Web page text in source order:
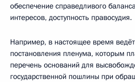
обеспечение справедливого
интересов, доступность правосудия.
Например, в настоящее время
постановления пленума, которым
перечень оснований для
государственной пошлины при